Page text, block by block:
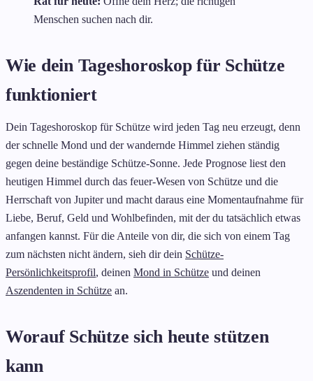
Menschen suchen nach dir.
Wie dein Tageshoroskop für Schütze
funktioniert
Dein Tageshoroskop für Schütze wird jeden Tag neu erzeugt, denn
der schnelle Mond und der wandernde Himmel ziehen ständig
gegen deine beständige Schütze-Sonne. Jede Prognose liest den
heutigen Himmel durch das feuer-Wesen von Schütze und die
Herrschaft von Jupiter und macht daraus eine Momentaufnahme für
Liebe, Beruf, Geld und Wohlbefinden, mit der du tatsächlich etwas
anfangen kannst. Für die Anteile von dir, die sich von einem Tag
zum nächsten nicht ändern, sieh dir dein Schütze-
Persönlichkeitsprofil, deinen Mond in Schütze und deinen
Aszendenten in Schütze an.
Worauf Schütze sich heute stützen
kann